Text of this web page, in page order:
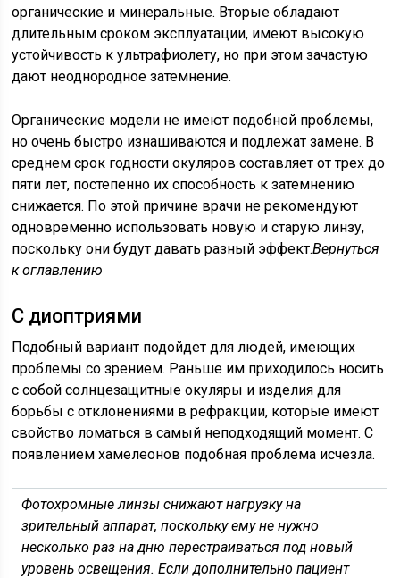
органические и минеральные. Вторые обладают
длительным сроком эксплуатации, имеют высокую
устойчивость к ультрафиолету, но при этом зачастую
дают неоднородное затемнение.
Органические модели не имеют подобной проблемы,
но очень быстро изнашиваются и подлежат замене. В
среднем срок годности окуляров составляет от трех до
пяти лет, постепенно их способность к затемнению
снижается. По этой причине врачи не рекомендуют
одновременно использовать новую и старую линзу,
поскольку они будут давать разный эффект.Вернуться
к оглавлению
С диоптриями
Подобный вариант подойдет для людей, имеющих
проблемы со зрением. Раньше им приходилось носить
с собой солнцезащитные окуляры и изделия для
борьбы с отклонениями в рефракции, которые имеют
свойство ломаться в самый неподходящий момент. С
появлением хамелеонов подобная проблема исчезла.
Фотохромные линзы снижают нагрузку на
зрительный аппарат, поскольку ему не нужно
несколько раз на дню перестраиваться под новый
уровень освещения. Если дополнительно пациент